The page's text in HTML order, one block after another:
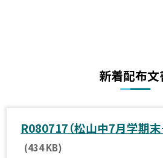
新着配布文
R080717（松山中7月学期末
(434 KB)